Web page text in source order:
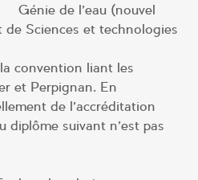
Génie de l’eau (nouvel
Sciences et technologies
convention liant les
et Perpignan. En
de l’accréditation
diplôme suivant n’est pas